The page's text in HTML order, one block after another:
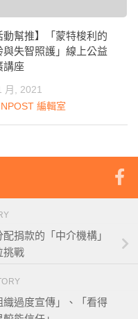
動幫推】「蒙特梭利的
與失智照護」線上公益
講座
月, 2021
NPOST 編輯室
捐款的「中介機構」
挑戰
織過度宣傳」、「看得